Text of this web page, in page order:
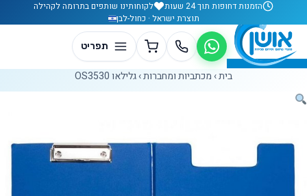
דלג לתוכןהזמנות דחופות תוך 24 שעות
לקוחותינו שותפים בתרומה לקהילה
תוצרת ישראל · כחול-לבן
בית› מכתביות ומחברות›גלילאו OS3530